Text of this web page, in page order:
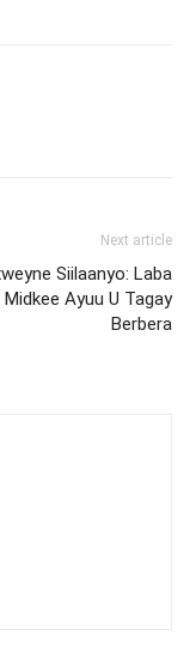
Next article
Siilaanyo: Laba
Ayuu U Tagay
Berbera